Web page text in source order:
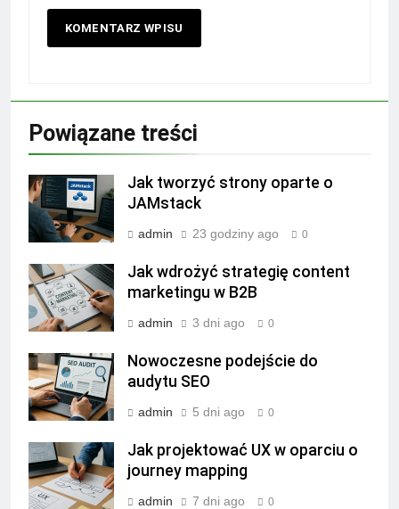
Powiązane treści
Jak tworzyć strony oparte o
JAMstack
admin 23 godziny ago 0
Jak wdrożyć strategię content
marketingu w B2B
admin 3 dni ago 0
Nowoczesne podejście do
audytu SEO
admin 5 dni ago 0
Jak projektować UX w oparciu o
journey mapping
admin 7 dni ago 0